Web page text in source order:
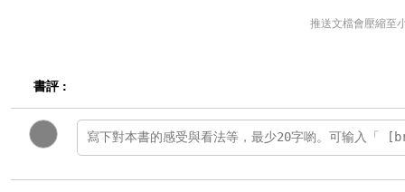
推送文檔會壓縮至
書評 :